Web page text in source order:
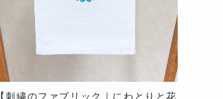
【刺繍のファブリック｜にわとりと花